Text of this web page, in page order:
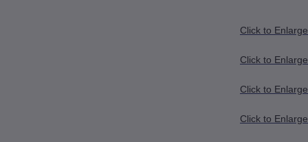
Click
Click
Click
Click